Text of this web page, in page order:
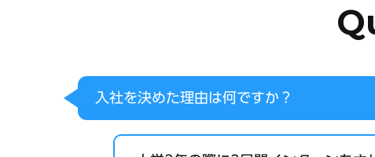
入社を決めた理由は何ですか？